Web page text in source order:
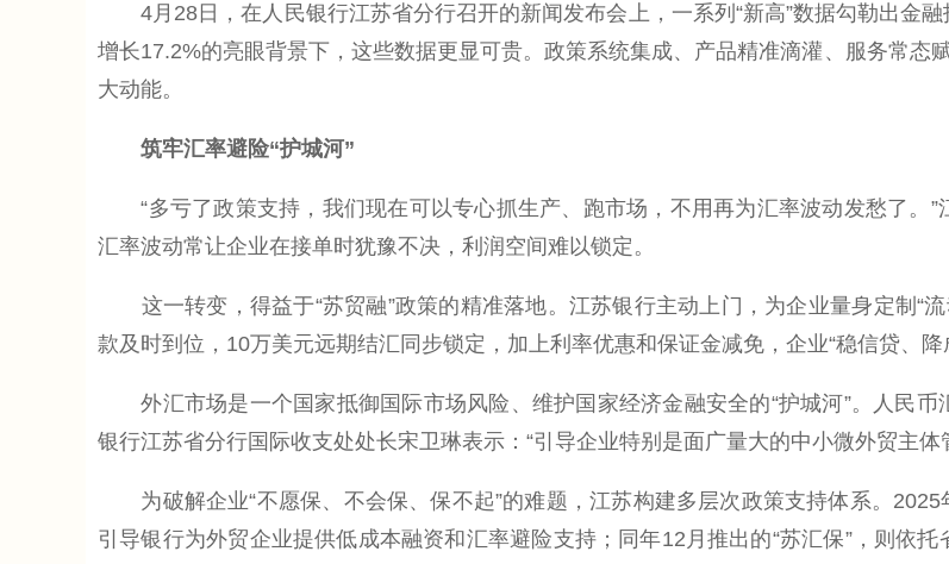
4月28日，在人民银行江苏省分行召开的新闻发布会上，一系列“新高”数据勾勒出金
增长17.2%的亮眼背景下，这些数据更显可贵。政策系统集成、产品精准滴灌、服务常
大动能。
筑牢汇率避险“护城河”
“多亏了政策支持，我们现在可以专心抓生产、跑市场，不用再为汇率波动发愁了。”
汇率波动常让企业在接单时犹豫不决，利润空间难以锁定。
这一转变，得益于“苏贸融”政策的精准落地。江苏银行主动上门，为企业量身定制“
款及时到位，10万美元远期结汇同步锁定，加上利率优惠和保证金减免，企业“稳信贷、
外汇市场是一个国家抵御国际市场风险、维护国家经济金融安全的“护城河”。人民币
银行江苏省分行国际收支处处长宋卫琳表示：“引导企业特别是面广量大的中小微外贸主
为破解企业“不愿保、不会保、保不起”的难题，江苏构建多层次政策支持体系。2025
引导银行为外贸企业提供低成本融资和汇率避险支持；同年12月推出的“苏汇保”，则依